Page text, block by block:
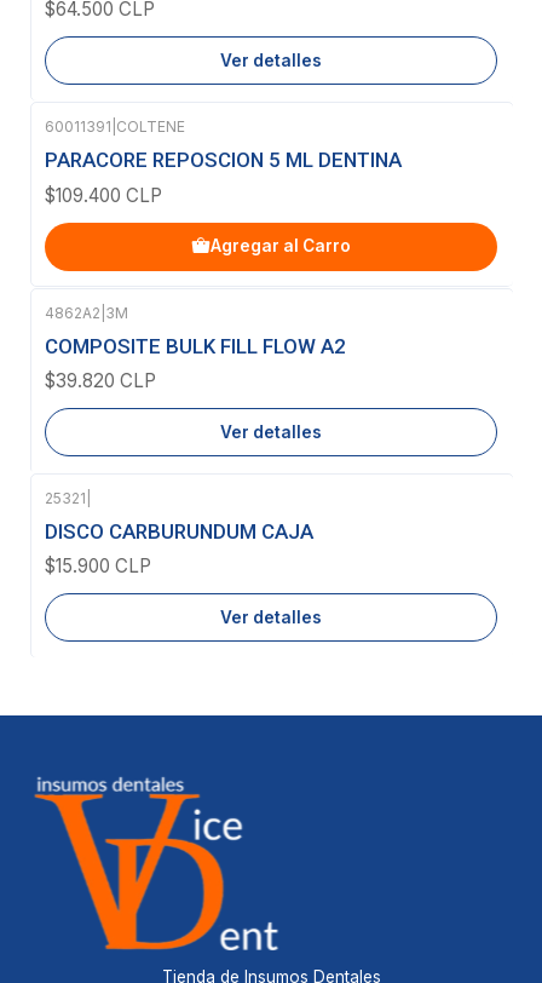
$64.500 CLP
Ver detalles
60011391 COLTENE
PARACORE REPOSCION 5 ML DENTINA
$109.400 CLP
Agregar al Carro
Agotado
4862A2 3M
COMPOSITE BULK FILL FLOW A2
$39.820 CLP
Ver detalles
Agotado
25321
DISCO CARBURUNDUM CAJA
$15.900 CLP
Ver detalles
Tienda de Insumos Dentales